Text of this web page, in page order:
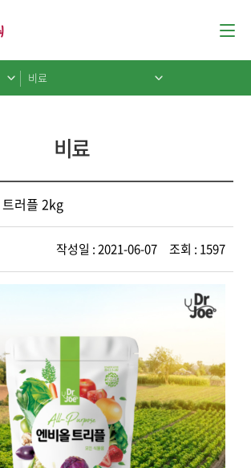
비료
비료
러플 2kg
작성일 : 2021-06-07 조회 : 1597